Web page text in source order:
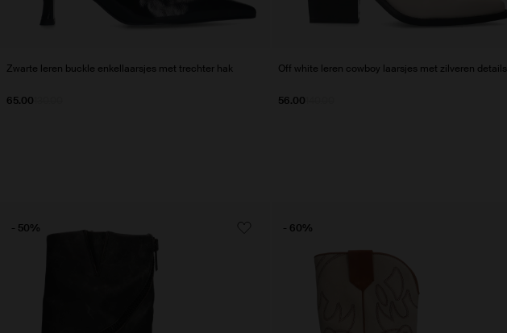
Zwarte leren buckle enkellaarsjes met trechter hak
65.00
Off white leren cowboy laarsjes met zilveren details
56.00
- 50% - 60%